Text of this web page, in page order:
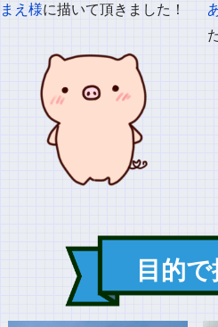
まえ様に描いて頂きました！
目的